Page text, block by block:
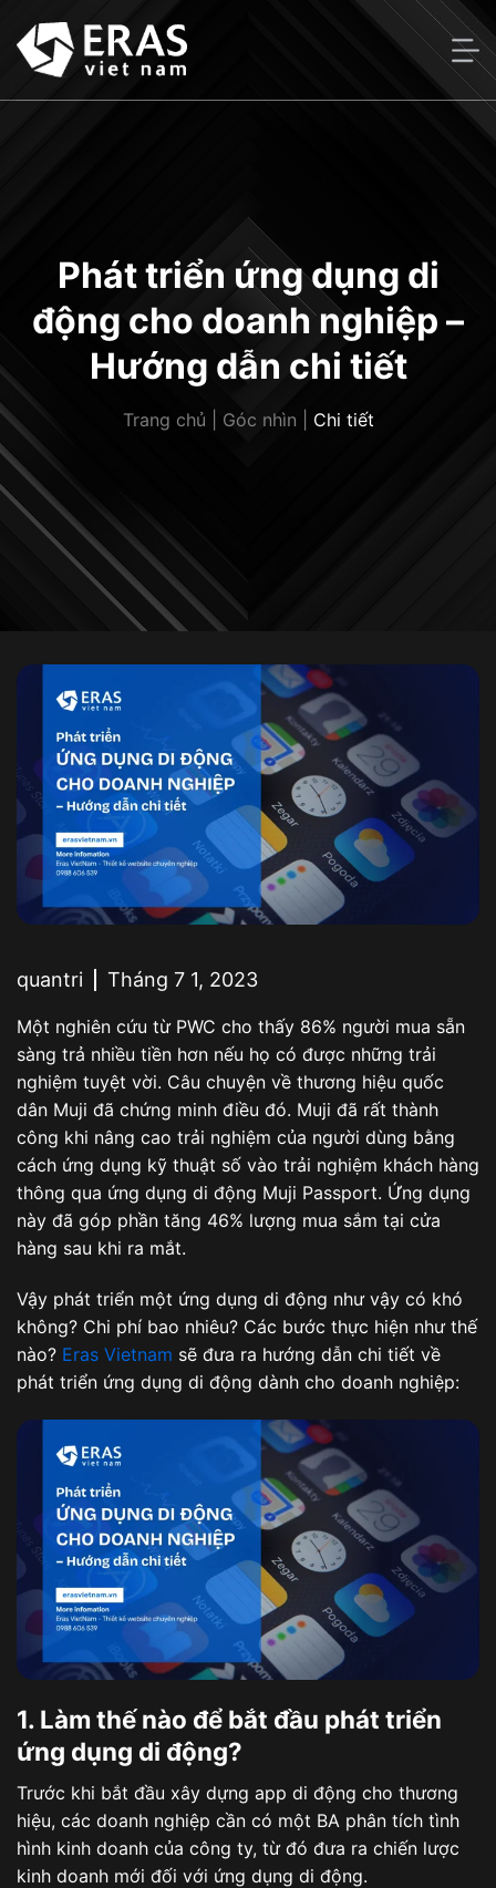
qua
dung
Phát triển ứng dụng di
động cho doanh nghiệp –
Hướng dẫn chi tiết
Trang chủ Góc nhìn Chi tiết
quantri Tháng 7 1, 2023
Một nghiên cứu từ PWC cho thấy 86% người mua sẵn
sàng trả nhiều tiền hơn nếu họ có được những trải
nghiệm tuyệt vời. Câu chuyện về thương hiệu quốc
dân Muji đã chứng minh điều đó. Muji đã rất thành
công khi nâng cao trải nghiệm của người dùng bằng
cách ứng dụng kỹ thuật số vào trải nghiệm khách hàng
thông qua ứng dụng di động Muji Passport. Ứng dụng
này đã góp phần tăng 46% lượng mua sắm tại cửa
hàng sau khi ra mắt.
Vậy phát triển một ứng dụng di động như vậy có khó
không? Chi phí bao nhiêu? Các bước thực hiện như thế
nào? Eras Vietnam sẽ đưa ra hướng dẫn chi tiết về
phát triển ứng dụng di động dành cho doanh nghiệp:
1. Làm thế nào để bắt đầu phát triển
ứng dụng di động?
Trước khi bắt đầu xây dựng app di động cho thương
hiệu, các doanh nghiệp cần có một BA phân tích tình
hình kinh doanh của công ty, từ đó đưa ra chiến lược
kinh doanh mới đối với ứng dụng di động.